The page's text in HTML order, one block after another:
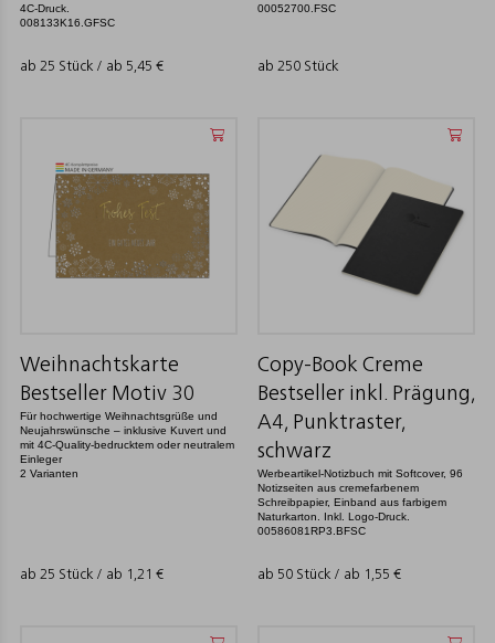
4C-Druck.
008133K16.GFSC
ab 25 Stück / ab 5,45 €
00052700.FSC
ab 250 Stück
Weihnachtskarte
Bestseller Motiv 30
Für hochwertige Weihnachtsgrüße und
Neujahrswünsche – inklusive Kuvert und
mit 4C-Quality-bedrucktem oder neutralem
Einleger
2 Varianten
ab 25 Stück / ab 1,21 €
Copy-Book Creme
Bestseller inkl. Prägung,
A4, Punktraster,
schwarz
Werbeartikel-Notizbuch mit Softcover, 96
Notizseiten aus cremefarbenem
Schreibpapier, Einband aus farbigem
Naturkarton. Inkl. Logo-Druck.
00586081RP3.BFSC
ab 50 Stück / ab 1,55 €